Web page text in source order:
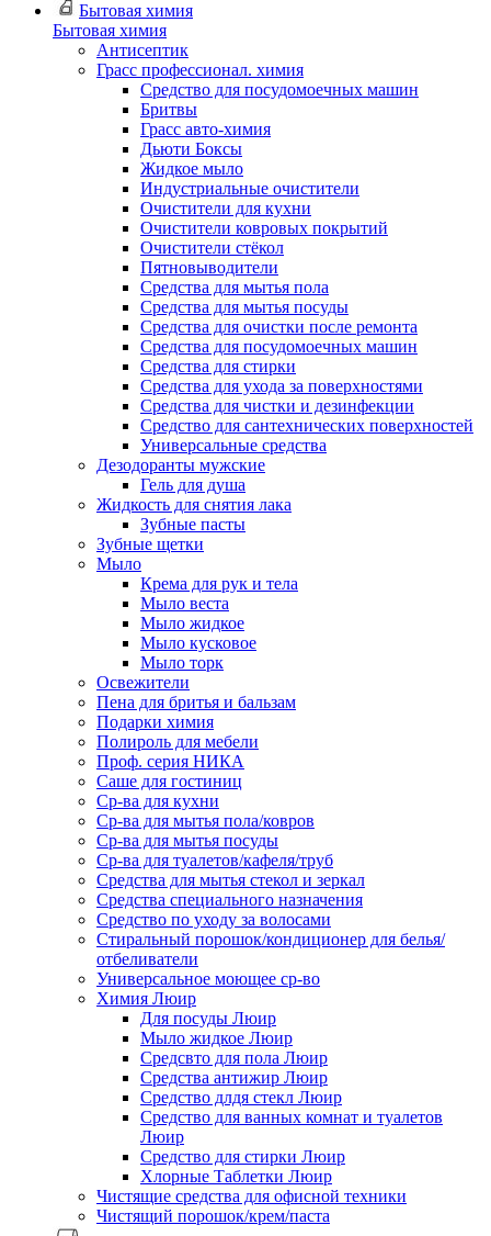
Бытовая химия
Бытовая химия
Антисептик
Грасс профессионал. химия
Cредство для посудомоечных машин
Бритвы
Грасс авто-химия
Дьюти Боксы
Жидкое мыло
Индустриальные очистители
Очистители для кухни
Очистители ковровых покрытий
Очистители стёкол
Пятновыводители
Средства для мытья пола
Средства для мытья посуды
Средства для очистки после ремонта
Средства для посудомоечных машин
Средства для стирки
Средства для ухода за поверхностями
Средства для чистки и дезинфекции
Средство для сантехнических поверхностей
Универсальные средства
Дезодоранты мужские
Гель для душа
Жидкость для снятия лака
Зубные пасты
Зубные щетки
Мыло
Крема для рук и тела
Мыло веста
Мыло жидкое
Мыло кусковое
Мыло торк
Освежители
Пена для бритья и бальзам
Подарки химия
Полироль для мебели
Проф. серия НИКА
Саше для гостиниц
Ср-ва для кухни
Ср-ва для мытья пола/ковров
Ср-ва для мытья посуды
Ср-ва для туалетов/кафеля/труб
Средства для мытья стекол и зеркал
Средства специального назначения
Средство по уходу за волосами
Стиральный порошок/кондиционер для белья/
отбеливатели
Универсальное моющее ср-во
Химия Люир
Для посуды Люир
Мыло жидкое Люир
Средсвто для пола Люир
Средства антижир Люир
Средство длдя стекл Люир
Средство для ванных комнат и туалетов
Люир
Средство для стирки Люир
Хлорные Таблетки Люир
Чистящие средства для офисной техники
Чистящий порошок/крем/паста